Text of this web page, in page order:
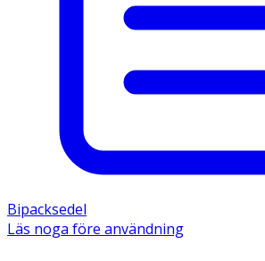
Bipacksedel
Läs noga före användning